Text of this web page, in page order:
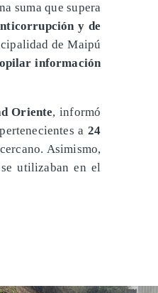
suma que supera
y de
de Maipú
información
Oriente, informó
a 24
Asimismo,
utilizaban en el